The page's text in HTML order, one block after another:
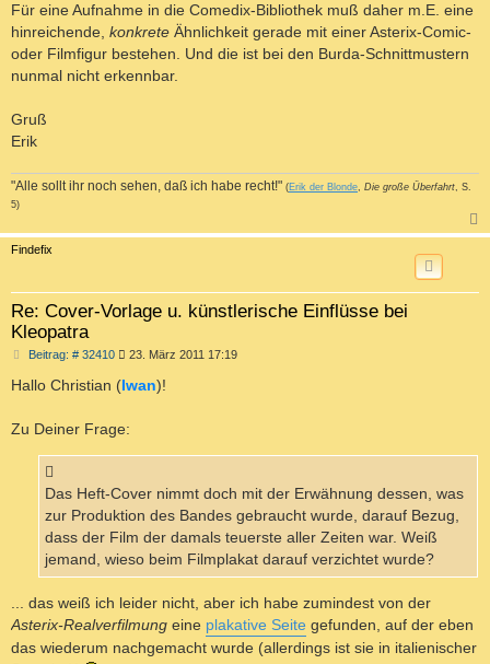
Für eine Aufnahme in die Comedix-Bibliothek muß daher m.E. eine
hinreichende, konkrete Ähnlichkeit gerade mit einer Asterix-Comic-
oder Filmfigur bestehen. Und die ist bei den Burda-Schnittmustern
nunmal nicht erkennbar.
Gruß
Erik
"Alle sollt ihr noch sehen, daß ich habe recht!" (Erik der Blonde Die große Überfahrt , S.
5)
a
Findefix
Re: Cover-Vorlage u. künstlerische Einflüsse bei
Kleopatra
Beitrag: # 32410B
a
g
23. März 2011 17:19
Hallo Christian (Iwan)!
Zu Deiner Frage:
Das Heft-Cover nimmt doch mit der Erwähnung dessen, was
zur Produktion des Bandes gebraucht wurde, darauf Bezug,
dass der Film der damals teuerste aller Zeiten war. Weiß
jemand, wieso beim Filmplakat darauf verzichtet wurde?
... das weiß ich leider nicht, aber ich habe zumindest von der
Asterix-Realverfilmung eine plakative Seite gefunden, auf der eben
das wiederum nachgemacht wurde (allerdings ist sie in italienischer